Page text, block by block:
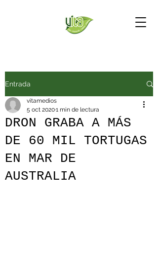
Entrada
DRON GRABA A MÁS
DE 60 MIL TORTUGAS
EN MAR DE
AUSTRALIA
vitamedios
5 oct 20201 min de lectura